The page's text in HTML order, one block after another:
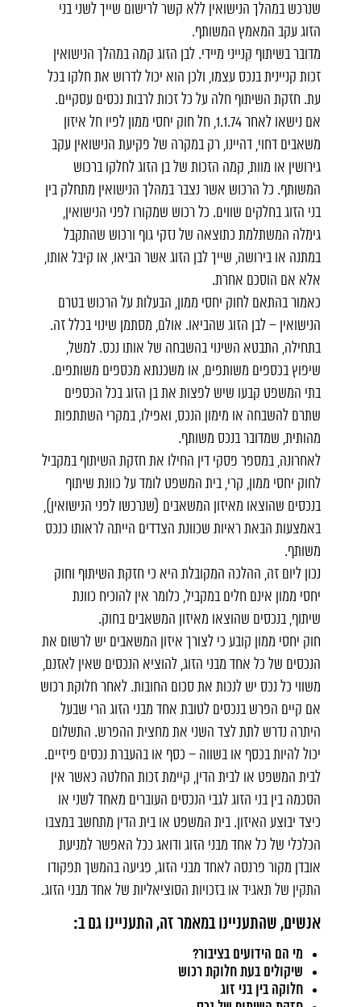
שנרכש במהלך הנישואין ללא קשר לרישום שייך לשני בני
הזוג עקב המאמץ המשותף.
מדובר בשיתוף קנייני מיידי. לבן הזוג קמה במהלך הנישואין
זכות קניינית בנכס עצמו, ולכן הוא יכול לדרוש את חלקו בכל
עת. חזקת השיתוף חלה על כל זכות לרבות נכסים עסקיים.
אם נישאו לאחר 1.1.74, חל חוק יחסי ממון לפיו חל איזון
משאבים דחוי, דהיינו, רק במקרה של פקיעת הנישואין עקב
גירושין או מוות, קמה הזכות של בן הזוג לחלקו ברכוש
המשותף. כל הרכוש אשר נצבר במהלך הנישואין מתחלק בין
בני הזוג בחלקים שווים. כל רכוש שמקורו לפני הנישואין,
גימלה המשתלמת כתוצאה של נזקי גוף ורכוש שהתקבל
במתנה או בירושה, שייך לבן הזוג אשר הביאו, או קיבל אותו,
אלא אם הוסכם אחרת.
כאמור בהתאם לחוק יחסי ממון, הבעלות על הרכוש בטרם
הנישואין – לבן הזוג שהביאו. אולם, מסתמן שינוי בכלל זה.
בתחילה, התבטא השינוי בהשבחה של אותו נכס. למשל,
שיפוץ בכספים משותפים, או משכנתא מכספים משותפים.
בתי המשפט קבעו שיש לפצות את בן הזוג בכל הכספים
שתרם להשבחה או מימון הנכס, ואפילו, במקרי השתתפות
מהותית, שמדובר בנכס משותף.
לאחרונה, במספר פסקי דין החילו את חזקת השיתוף במקביל
לחוק יחסי ממון, קרי, בית המשפט לומד על כוונת שיתוף
בנכסים שהוצאו מאיזון המשאבים (שנרכשו לפני הנישואין),
באמצעות הבאת ראיות שכוונת הצדדים הייתה לראותו כנכס
משותף.
נכון ליום זה, ההלכה המקובלת היא כי חזקת השיתוף וחוק
יחסי ממון אינם חלים במקביל, כלומר אין להוכיח כוונת
שיתוף, בנכסים שהוצאו מאיזון המשאבים בחוק.
חוק יחסי ממון קובע כי לצורך איזון המשאבים יש לרשום את
הנכסים של כל אחד מבני הזוג, להוציא הנכסים שאין לאזנם,
משווי כל נכס יש לנכות את סכום החובות. לאחר חלוקת רכוש
אם קיים הפרש בנכסים לטובת אחד מבני הזוג הרי שבעל
היתרה נדרש לתת לצד השני את מחצית ההפרש. התשלום
יכול להיות בכסף או בשווה – כסף או בהעברת נכסים פיזיים.
לבית המשפט או לבית הדין, קיימת זכות החלטה כאשר אין
הסכמה בין בני הזוג לגבי הנכסים העוברים מאחד לשני או
כיצד יבוצע האיזון. בית המשפט או בית הדין מתחשב במצבו
הכלכלי של כל אחד מבני הזוג ודואג ככל האפשר למניעת
אובדן מקור פרנסה לאחד מבני הזוג, פגיעה בהמשך תפקודו
התקין של תאגיד או בזכויות הסוציאליות של אחד מבני הזוג.
אנשים, שהתעניינו במאמר זה, התעניינו גם ב:
מי הם הידועים בציבור?
שיקולים בעת חלוקת רכוש
חלוקה בין בני זוג